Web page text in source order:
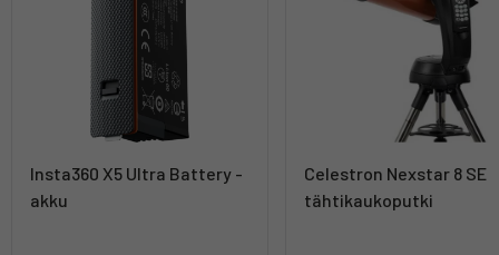
Insta360 X5 Ultra Battery -
akku
Celestron Nexstar 8 SE
tähtikaukoputki